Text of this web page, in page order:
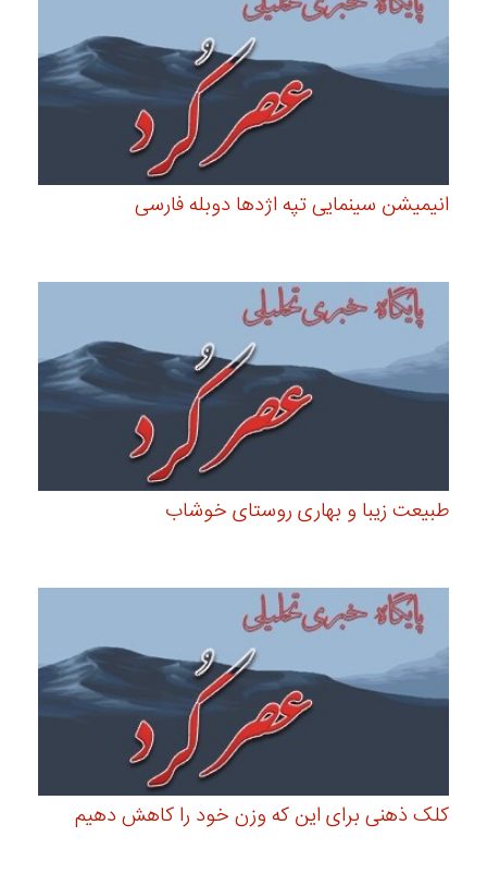
انیمیشن سینمایی تپه اژدها دوبله فارسی
طبیعت زیبا و بهاری روستای خوشاب
کلک ذهنی برای این که وزن خود را کاهش دهیم